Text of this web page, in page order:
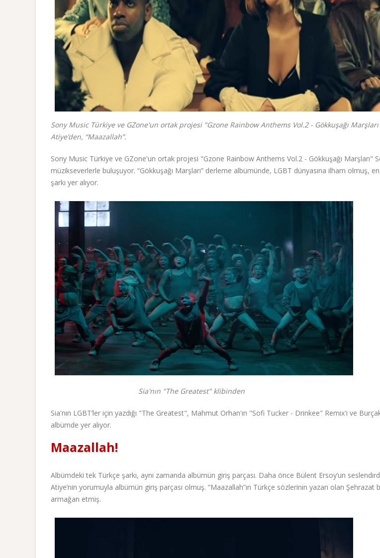
Sony Music Türkiye ve GZone'un ortak projesi "Gzone Rainbow Anthems Vol.2 - Gökkuşağı
Atiye’den, “Maazallah”.
Sony Music Türkiye ve GZone'un ortak projesi "Gzone Rainbow Anthems Vol.2 - Gökkuşağı Marşları"
müzikseverlerle buluşuyor. “Gökkuşağı Marşları” derleme albümünde, LGBT dünyasına ilham olmuş,
şarkı yer alıyor.
Sia'nın "The Greatest" klibinden
Sia'nın LGBT’ler için yazdığı "The Greatest", Mahmut Orhan'ın "Sofi Tucker - Drinkee" Remix'i ve
albümde yer alıyor.
Maazallah!
Albümdeki tek Türkçe şarkı, aynı zamanda albümün giriş parçası. Daha önce Bülent Ersoy’un
Atiye’nin yorumuyla albümün giriş parçası olmuş. “Maazallah”ın Türkçe sözlerinin yazarı olan Şehrazat
armağan etmiş.